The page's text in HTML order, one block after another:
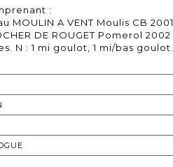
:
MOULIN A VENT Moulis CB 2001
DE ROUGET Pomerol 2002